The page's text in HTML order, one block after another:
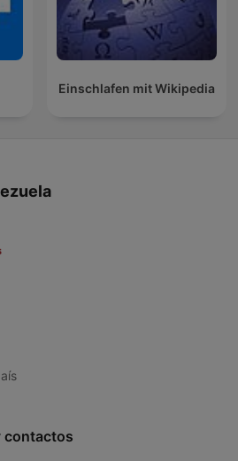
Einschlafen mit Wikipedia
contactos